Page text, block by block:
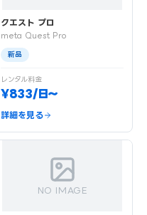
クエスト プロ
meta Quest Pro
新品
レンタル料金
¥833/日〜
詳細を見る
NO IMAGE